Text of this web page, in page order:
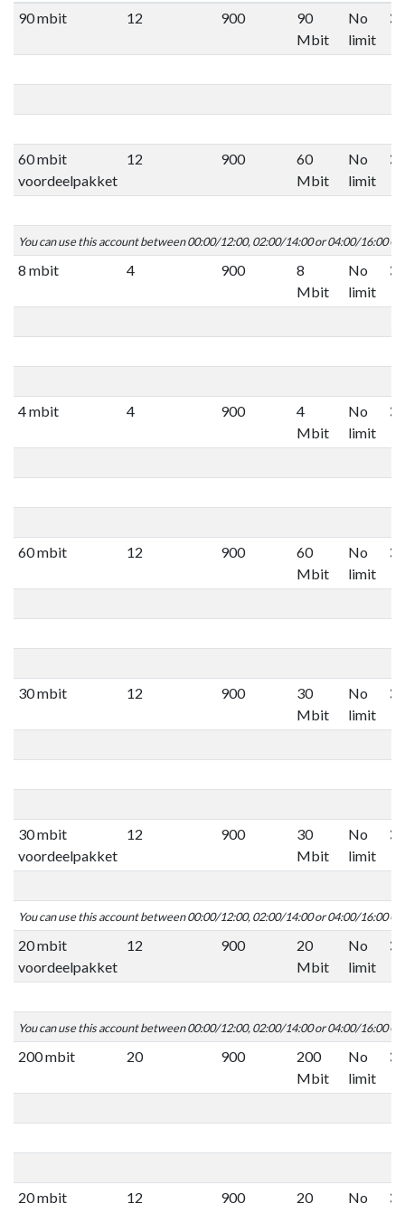
90 mbit 12 900
90
Mbit
No
limit
60 mbit
voordeelpakket
12 900
60
Mbit
No
limit
You can use this account between 00:00/12:00, 02:00/14:00 or 04:00/16:00
8 mbit 4 900
8
Mbit
No
limit
4 mbit 4 900
4
Mbit
No
limit
60 mbit 12 900
60
Mbit
No
limit
30 mbit 12 900
30
Mbit
No
limit
30 mbit
voordeelpakket
12 900
30
Mbit
No
limit
You can use this account between 00:00/12:00, 02:00/14:00 or 04:00/16:00
20 mbit
voordeelpakket
12 900
20
Mbit
No
limit
You can use this account between 00:00/12:00, 02:00/14:00 or 04:00/16:00
200 mbit 20 900
200
Mbit
No
limit
20 mbit 12 900
20
No